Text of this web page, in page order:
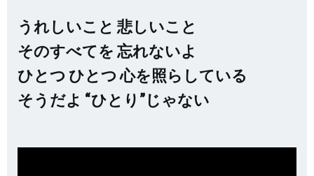
うれしいこと 悲しいこと
そのすべてを 忘れないよ
ひとつ ひとつ 心を照らしている
そうだよ “ひとり”じゃない